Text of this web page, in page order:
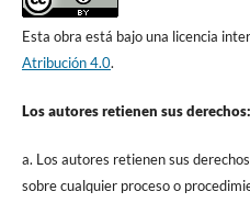
Esta obra está bajo una licencia
Atribución 4.0.
Los autores retienen sus derechos:
a. Los autores retienen sus
sobre cualquier proceso o